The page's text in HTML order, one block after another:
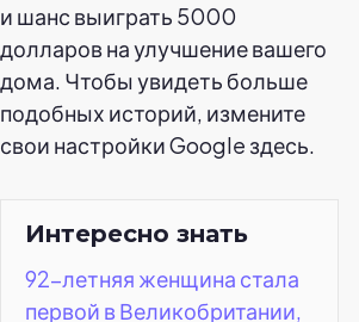
и шанс выиграть 5000
долларов на улучшение вашего
дома. Чтобы увидеть больше
подобных историй, измените
свои настройки Google здесь.
Интересно знать
92-летняя женщина стала
первой в Великобритании,